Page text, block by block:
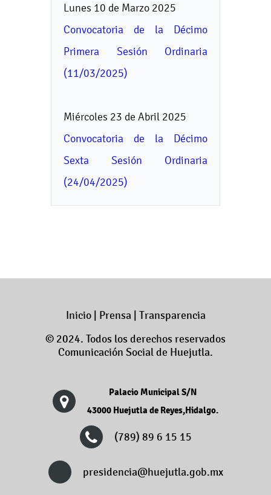
Lunes 10 de Marzo 2025
Convocatoria de la Décimo
Primera Sesión Ordinaria
(11/03/2025)
Miércoles 23 de Abril 2025
Convocatoria de la Décimo
Sexta Sesión Ordinaria
(24/04/2025)
Inicio| Prensa
Transparencia
© 2024. Todos los derechos reservados
Comunicación Social de Huejutla.
Palacio Municipal S/N
43000 Huejutla de Reyes,Hidalgo.
(789) 89 6 15 15
presidencia@huejutla.gob.mx